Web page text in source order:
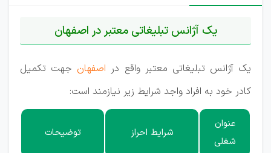
یک آژانس تبلیغاتی معتبر در اصفهان
یک آژانس تبلیغاتی معتبر واقع در اصفهان جهت تکمیل
کادر خود به افراد واجد شرایط زیر نیازمند است:
عنوان
شغلی
شرایط احراز توضیحات